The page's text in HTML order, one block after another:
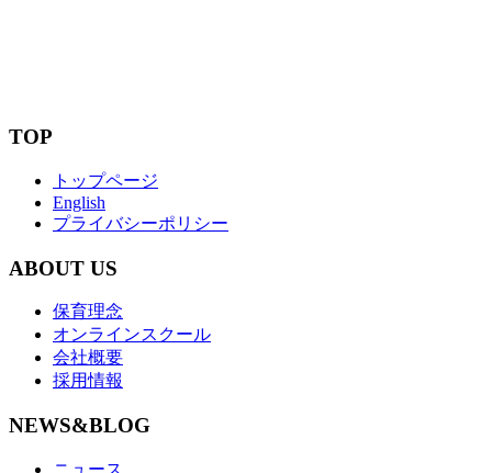
TOP
トップページ
English
プライバシーポリシー
ABOUT US
保育理念
オンラインスクール
会社概要
採用情報
NEWS&BLOG
ニュース